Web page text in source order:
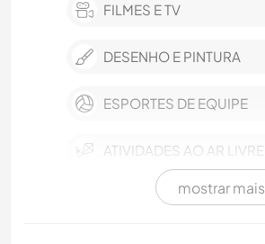
FILMES E TV
DESENHO E PINTURA
ESPORTES DE EQUIPE
ATIVIDADES AO AR LIVRE
mostrar mais